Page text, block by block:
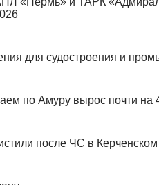
для судостроения и
по Амуру вырос почти на
после ЧС в